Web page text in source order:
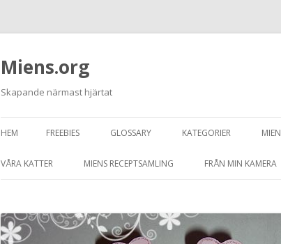
Miens.org
Skapande närmast hjärtat
HEM FREEBIES GLOSSARY KATEGORIER MIEN
VÅRA KATTER
JUNIOR
MIENS RECEPTSAMLING FRÅN MIN KAMERA